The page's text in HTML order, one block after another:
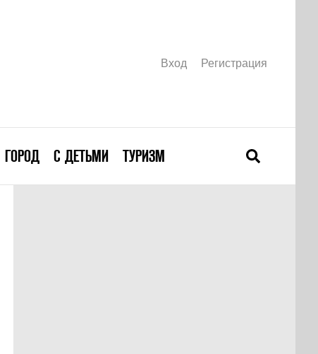
Вход Регистрация
ГОРОД С ДЕТЬМИ ТУРИЗМ